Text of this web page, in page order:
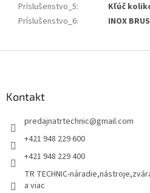
Príslušenstvo_5:
Kľúč
Príslušenstvo_6: INOX
Kontakt
predajnatrtechnic@gmail.com
+421 948 229 600
+421 948 229 400
TR TECHNIC-
a viac